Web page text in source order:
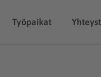
Työpaikat